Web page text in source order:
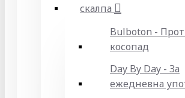
скалпа
Bulboton -
косопад
Day By Day - За
ежедневна